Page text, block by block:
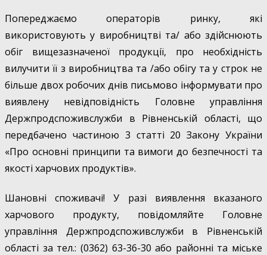
Попереджаємо операторів ринку, які
використовують у виробництві та/ або здійснюють
обіг вищезазначеної продукції, про необхідність
вилучити її з виробництва та /або обігу та у строк не
більше двох робочих днів письмово інформувати про
виявлену невідповідність Головне управління
Держпродспоживслужби в Рівненській області, що
передбачено частиною 3 статті 20 Закону України
«Про основні принципи та вимоги до безпечності та
якості харчових продуктів».
Шановні споживачі! У разі виявлення вказаного
харчового продукту, повідомляйте Головне
управління Держпродспоживслужби в Рівненській
області за тел.: (0362) 63-36-30 або районні та міське